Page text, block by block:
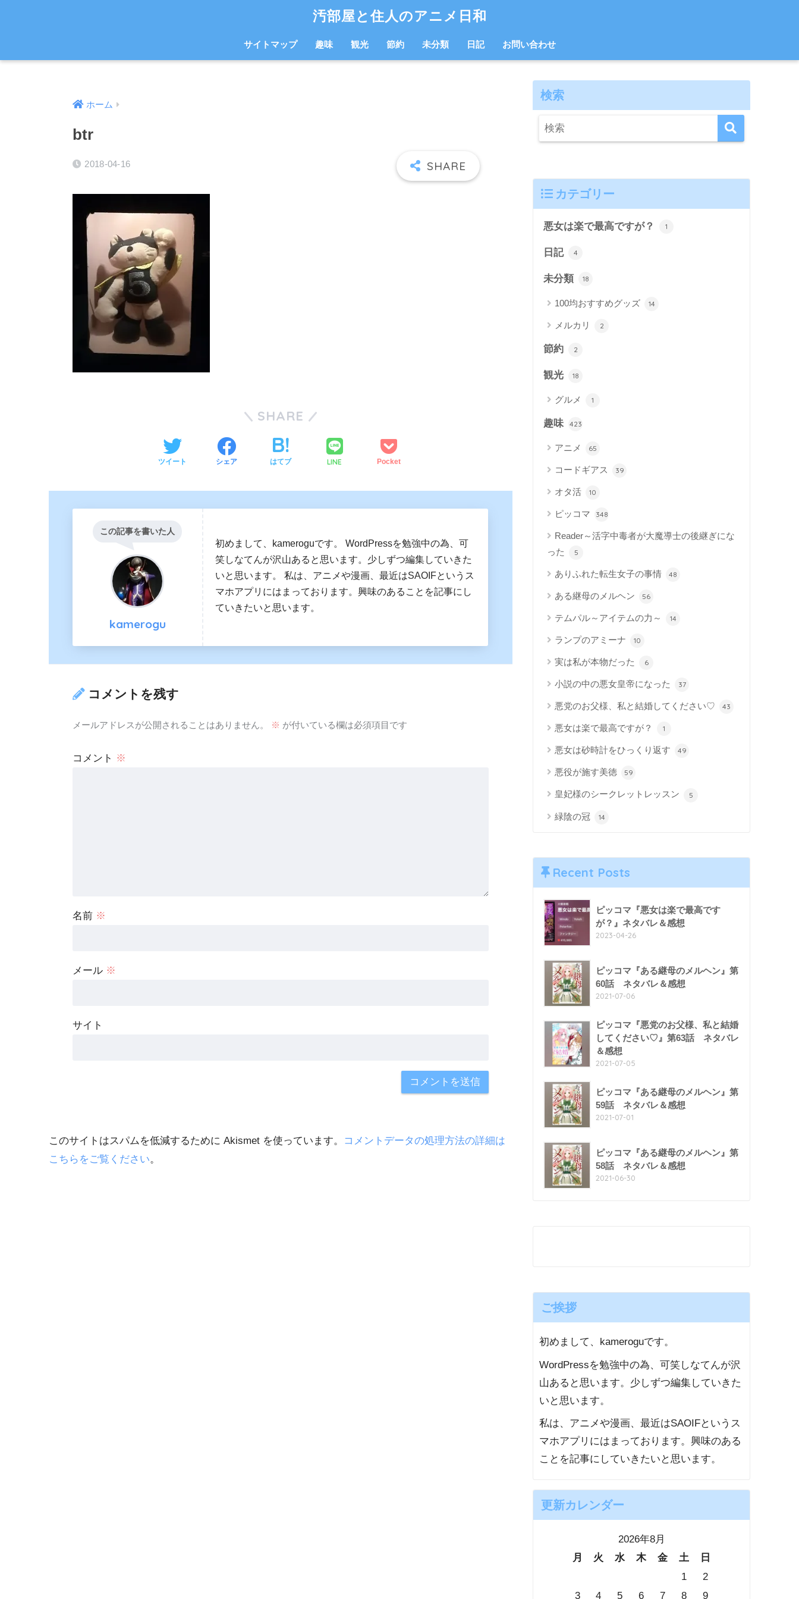
汚部屋と住人のアニメ日和
サイトマップ 趣味 観光 節約 未分類 日記 お問い合わせ
ホーム
btr
2018-04-16
SHARE
ツイート シェア はてブ LINE Pocket
この記事を書いた人
kamerogu
初めまして、kameroguです。 WordPressを勉強中の為、可
笑しなてんが沢山あると思います。少しずつ編集していきた
いと思います。 私は、アニメや漫画、最近はSAOIFというス
マホアプリにはまっております。興味のあることを記事にし
ていきたいと思います。
コメントを残す
メールアドレスが公開されることはありません。 ※ が付いている欄は必須項目です
コメント ※
名前 ※
メール ※
サイト
このサイトはスパムを低減するために Akismet を使っています。
コメントデータの処理方法の詳細は
こちらをご覧ください。
検索
カテゴリー
悪女は楽で最高ですが？ 1
日記 4
未分類 18
100均おすすめグッズ 14
メルカリ 2
節約 2
観光 18
グルメ 1
趣味 423
アニメ 65
コードギアス 39
オタ活 10
ピッコマ 348
Reader～活字中毒者が大魔導士の後継ぎにな
った
5
ありふれた転生女子の事情 48
ある継母のメルヘン 56
テムパル～アイテムの力～ 14
ランプのアミーナ 10
実は私が本物だった 6
小説の中の悪女皇帝になった 37
悪党のお父様、私と結婚してください♡ 43
悪女は楽で最高ですが？ 1
悪女は砂時計をひっくり返す 49
悪役が施す美徳 59
皇妃様のシークレットレッスン 5
緑陰の冠 14
Recent Posts
ピッコマ『悪女は楽で最高です
が？』ネタバレ＆感想
2023-04-26
ピッコマ『ある継母のメルヘン』第
60話 ネタバレ＆感想
2021-07-06
ピッコマ『悪党のお父様、私と結婚
してください♡』第63話 ネタバレ
＆感想
2021-07-05
ピッコマ『ある継母のメルヘン』第
59話 ネタバレ＆感想
2021-07-01
ピッコマ『ある継母のメルヘン』第
58話 ネタバレ＆感想
2021-06-30
ご挨拶
初めまして、kameroguです。
WordPressを勉強中の為、可笑しなてんが沢
山あると思います。少しずつ編集していきた
いと思います。
私は、アニメや漫画、最近はSAOIFというス
マホアプリにはまっております。興味のある
ことを記事にしていきたいと思います。
更新カレンダー
2026年8月
月
火 水 木 金 土
日
1
2
3
4 5 6 7 8 9